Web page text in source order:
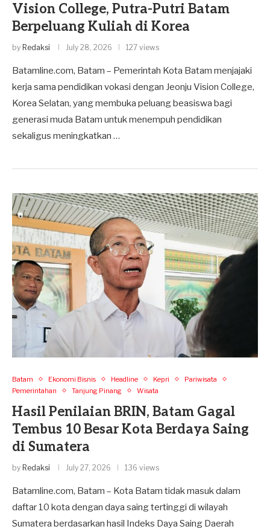
Vision College, Putra-Putri Batam
Berpeluang Kuliah di Korea
by Redaksi July 28, 2026 127 views
Batamline.com, Batam – Pemerintah Kota Batam menjajaki
kerja sama pendidikan vokasi dengan Jeonju Vision College,
Korea Selatan, yang membuka peluang beasiswa bagi
generasi muda Batam untuk menempuh pendidikan
sekaligus meningkatkan …
Batam Ekonomi Bisnis Headline Kepri
Pariwisata
Pemerintahan
Tanjung Pinang Wisata
Hasil Penilaian BRIN, Batam Gagal
Tembus 10 Besar Kota Berdaya Saing
di Sumatera
by Redaksi July 27, 2026 136 views
Batamline.com, Batam – Kota Batam tidak masuk dalam
daftar 10 kota dengan daya saing tertinggi di wilayah
Sumatera berdasarkan hasil Indeks Daya Saing Daerah